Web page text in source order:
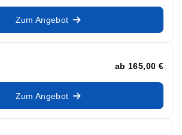
Zum Angebot
ab 165,00 €
Zum Angebot